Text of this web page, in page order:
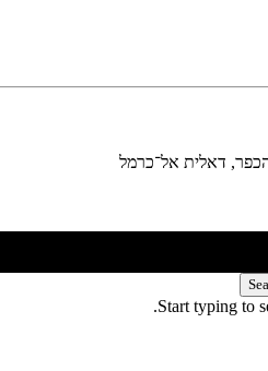
דאלית אל־כרמל
Start typing to